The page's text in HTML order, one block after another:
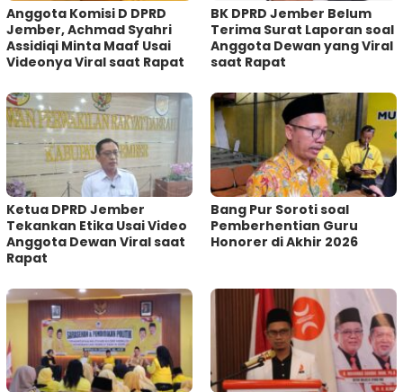
Anggota Komisi D DPRD
Jember, Achmad Syahri
Assidiqi Minta Maaf Usai
Videonya Viral saat Rapat
BK DPRD Jember Belum
Terima Surat Laporan soal
Anggota Dewan yang Viral
saat Rapat
Ketua DPRD Jember
Tekankan Etika Usai Video
Anggota Dewan Viral saat
Rapat
Bang Pur Soroti soal
Pemberhentian Guru
Honorer di Akhir 2026